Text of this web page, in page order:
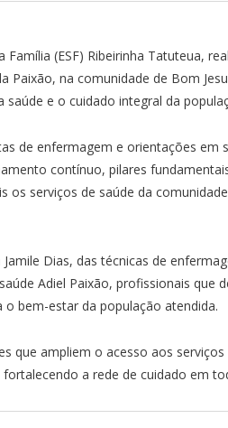
(ESF) Ribeirinha Tatuteua,
Paixão, na comunidade de Bom
e o cuidado integral da
de enfermagem e orientações em
contínuo, pilares
os serviços de saúde da
Dias, das técnicas de
Adiel Paixão, profissionais que
bem-estar da população atendida.
que ampliem o acesso aos serviços
a rede de cuidado em